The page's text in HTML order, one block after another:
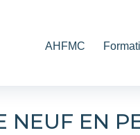
AHFMC
NEUF EN